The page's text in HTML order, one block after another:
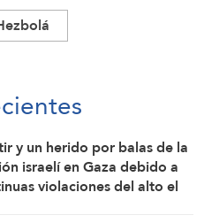
y un herido por balas de la
israelí en Gaza debido a
violaciones del alto el